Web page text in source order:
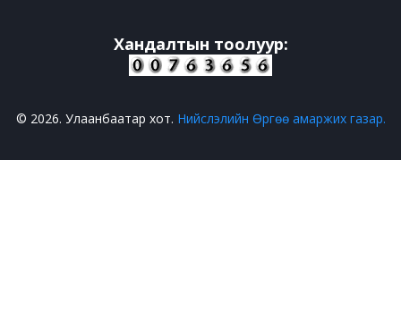
Хандалтын тоолуур:
© 2026. Улаанбаатар хот. Нийслэлийн Өргөө амаржих газар.